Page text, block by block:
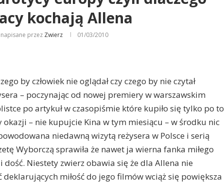
kochają Allena
napisane przez Zwierz 01/03/2010
by człowiek nie oglądał czy czego by nie czytał
– poczynając od nowej premiery w warszawskim
po artykuł w czasopiśmie które kupiło się tylko po to
– nie kupujcie Kina w tym miesiącu – w środku nic
niedawną wizytą reżysera w Polsce i serią
Wyborczą sprawiła że nawet ja wierna fanka miłego
Niestety zwierz obawia się że dla Allena nie
deklarujących miłość do jego filmów wciąż się powiększa